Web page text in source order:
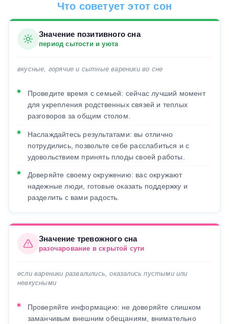
Что советует этот сон
Значение позитивного сна
период сытости и уюта
вкусные, горячие и сытные вареники во сне
Проведите время с семьей: сейчас лучший момент
для укрепления родственных связей и теплых
разговоров за общим столом.
Наслаждайтесь результатами: вы отлично
потрудились, позвольте себе расслабиться и с
удовольствием принять плоды своей работы.
Доверяйте своему окружению: вас окружают
надежные люди, готовые оказать поддержку и
разделить с вами радость.
Значение тревожного сна
разочарование в скрытой сути
если вареники развалились, оказались пустыми или
невкусными
Проверяйте информацию: не доверяйте слишком
заманчивым внешним обещаниям, внимательно